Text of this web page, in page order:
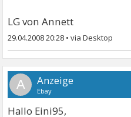
LG von Annett
29.04.2008 20:28 •
A
Hallo Eini95,